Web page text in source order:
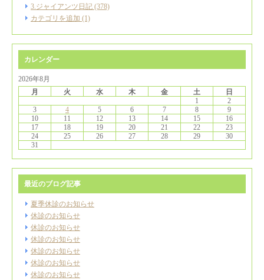
3.ジャイアンツ日記 (378)
カテゴリを追加 (1)
カレンダー
2026年8月
月
火 水 木 金 土
日
1
2
3
4 5 6 7 8
9
10
11 12 13 14 15
16
17
18 19 20 21 22
23
24
25 26 27 28 29
30
31
最近のブログ記事
夏季休診のお知らせ
休診のお知らせ
休診のお知らせ
休診のお知らせ
休診のお知らせ
休診のお知らせ
休診のお知らせ